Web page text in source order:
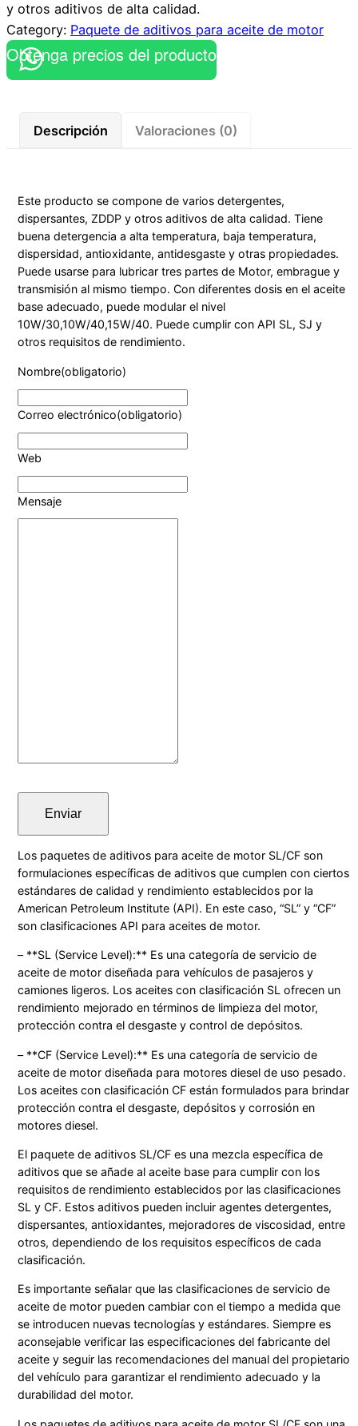
y otros aditivos de alta calidad.
Category: Paquete de aditivos para aceite de motor
Obtenga precios del producto
Descripción Valoraciones (0)
Este producto se compone de varios detergentes,
dispersantes, ZDDP y otros aditivos de alta calidad. Tiene
buena detergencia a alta temperatura, baja temperatura,
dispersidad, antioxidante, antidesgaste y otras propiedades.
Puede usarse para lubricar tres partes de Motor, embrague y
transmisión al mismo tiempo. Con diferentes dosis en el aceite
base adecuado, puede modular el nivel
10W/30,10W/40,15W/40. Puede cumplir con API SL, SJ y
otros requisitos de rendimiento.
Nombre(obligatorio)
Correo electrónico(obligatorio)
Web
Mensaje
Enviar
Los paquetes de aditivos para aceite de motor SL/CF son
formulaciones específicas de aditivos que cumplen con ciertos
estándares de calidad y rendimiento establecidos por la
American Petroleum Institute (API). En este caso, “SL” y “CF”
son clasificaciones API para aceites de motor.
– **SL (Service Level):** Es una categoría de servicio de
aceite de motor diseñada para vehículos de pasajeros y
camiones ligeros. Los aceites con clasificación SL ofrecen un
rendimiento mejorado en términos de limpieza del motor,
protección contra el desgaste y control de depósitos.
– **CF (Service Level):** Es una categoría de servicio de
aceite de motor diseñada para motores diesel de uso pesado.
Los aceites con clasificación CF están formulados para brindar
protección contra el desgaste, depósitos y corrosión en
motores diesel.
El paquete de aditivos SL/CF es una mezcla específica de
aditivos que se añade al aceite base para cumplir con los
requisitos de rendimiento establecidos por las clasificaciones
SL y CF. Estos aditivos pueden incluir agentes detergentes,
dispersantes, antioxidantes, mejoradores de viscosidad, entre
otros, dependiendo de los requisitos específicos de cada
clasificación.
Es importante señalar que las clasificaciones de servicio de
aceite de motor pueden cambiar con el tiempo a medida que
se introducen nuevas tecnologías y estándares. Siempre es
aconsejable verificar las especificaciones del fabricante del
aceite y seguir las recomendaciones del manual del propietario
del vehículo para garantizar el rendimiento adecuado y la
durabilidad del motor.